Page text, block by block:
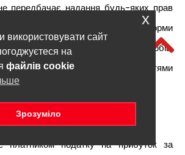
передбачає надання будь-яких прав
на використання Платформи
будь-яким чином, крім способів,
функціональними можливостями
та Мобільного додатку.
ПОЛОЖЕННЯ
платником податку на прибуток за
використовувати сайт
на
файлів cookie
Зрозуміло
x